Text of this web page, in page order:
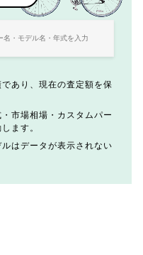
あり、現在の査定額を保
市場相場・カスタムパー
ます。
はデータが表示されない